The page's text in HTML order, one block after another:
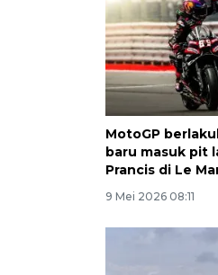
MotoGP
baru masuk pit
Prancis di Le
9 Mei 2026 08:11